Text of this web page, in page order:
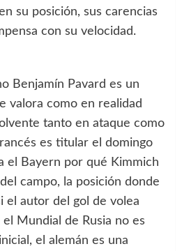
su posición, sus carencias
con su velocidad.
Benjamín Pavard es un
valora como en realidad
tanto en ataque como
es titular el domingo
el Bayern por qué Kimmich
campo, la posición donde
el autor del gol de volea
Mundial de Rusia no es
el alemán es una